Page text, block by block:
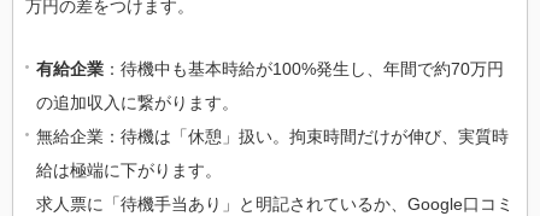
万円の差をつけます。
有給企業 ：待機中も基本時給が100%発生し、年間で約70万円
の追加収入に繋がります。
無給企業：待機は「休憩」扱い。拘束時間だけが伸び、実質時
給は極端に下がります。
求人票に「待機手当あり」と明記されているか、Google口コミ